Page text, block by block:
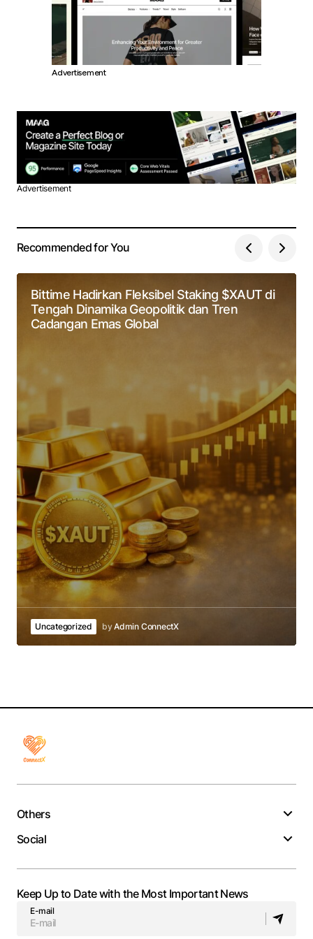
Advertisement
Advertisement
Recommended for You
Bittime Hadirkan Fleksibel Staking $XAUT di
Tengah Dinamika Geopolitik dan Tren
Cadangan Emas Global
Uncategorized byAdmin ConnectX
Others
Social
Keep Up to Date with the Most Important News
E-mail